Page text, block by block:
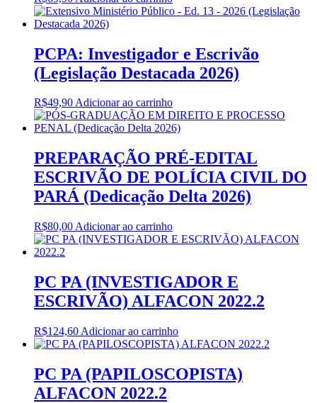
PCPA: Investigador e Escrivão
(Legislação Destacada 2026)
R$49,90Adicionar ao carrinho
PREPARAÇÃO PRÉ-EDITAL
ESCRIVÃO DE POLÍCIA CIVIL DO
PARÁ (Dedicação Delta 2026)
R$80,00 Adicionar ao carrinho
PC PA (INVESTIGADOR E
ESCRIVÃO) ALFACON 2022.2
R$124,60 Adicionar ao carrinho
PC PA (PAPILOSCOPISTA)
ALFACON 2022.2